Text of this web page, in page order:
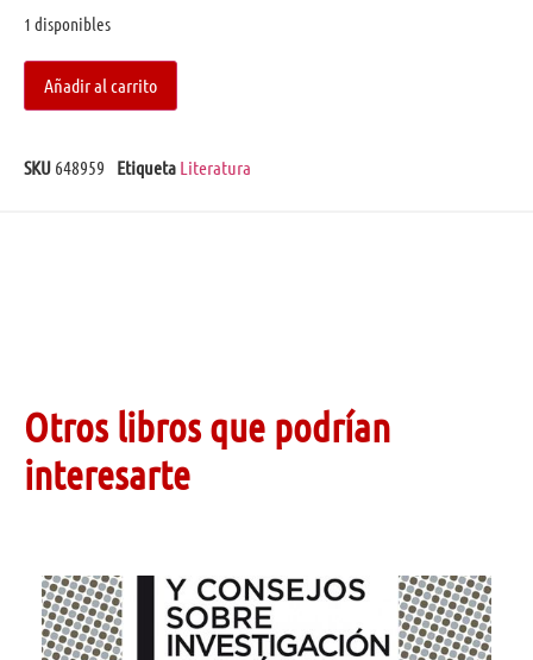
1 disponibles
Añadir al carrito
SKU 648959 Etiqueta Literatura
Otros libros que podrían
interesarte